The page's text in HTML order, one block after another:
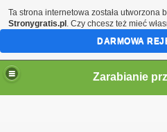
Ta strona internetowa została utworzona
Stronygratis.pl . Czy chcesz też mieć
DARMOWA